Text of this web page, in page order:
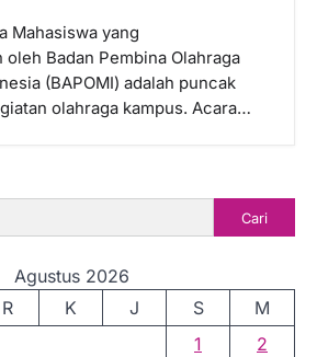
Mahasiswa yang
Badan Pembina Olahraga
(BAPOMI) adalah puncak
olahraga kampus. Acara…
Cari
Agustus 2026
R K J S
M
1
2